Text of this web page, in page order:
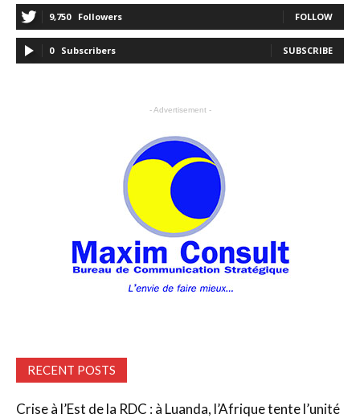
9,750 Followers FOLLOW
0 Subscribers SUBSCRIBE
- Advertisement -
RECENT POSTS
Crise à l’Est de la RDC : à Luanda, l’Afrique tente l’unité